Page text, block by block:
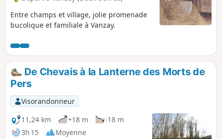
Entre champs et village, jolie promenade
bucolique et familiale à Vanzay.
De Chevais à la Lanterne des Morts de
Pers
Visorandonneur
11,24 km
+18 m
-18 m
3h 15
Moyenne